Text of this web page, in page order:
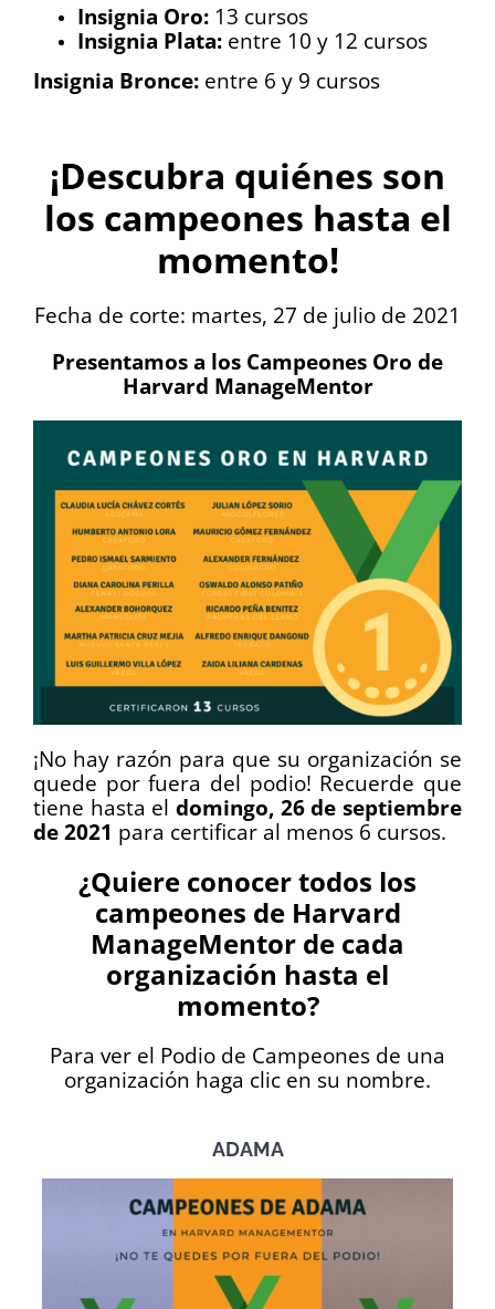
Insignia Oro: 13 cursos
Insignia Plata: entre 10 y 12 cursos
Insignia Bronce: entre 6 y 9 cursos
¡Descubra quiénes son
los campeones hasta el
momento!
Fecha de corte: martes, 27 de julio de 2021
Presentamos a los Campeones Oro de
Harvard ManageMentor
¡No hay razón para que su organización se
quede por fuera del podio! Recuerde que
tiene hasta el domingo, 26 de septiembre
de 2021 para certificar al menos 6 cursos.
¿Quiere conocer todos los
campeones de Harvard
ManageMentor de cada
organización hasta el
momento?
Para ver el Podio de Campeones de una
organización haga clic en su nombre.
ADAMA